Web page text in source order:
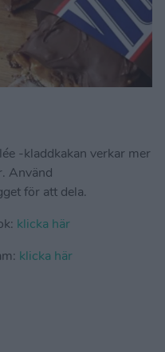
-kladdkakan verkar mer
Använd
för att dela.
klicka här
klicka här